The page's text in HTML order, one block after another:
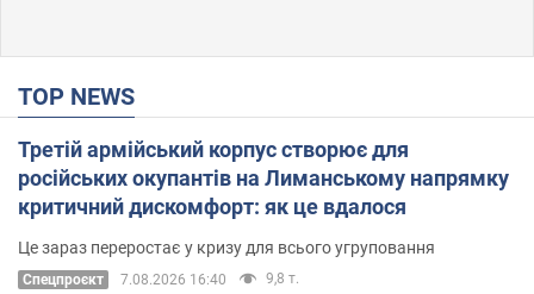
TOP NEWS
Третій армійський корпус створює для
російських окупантів на Лиманському напрямку
критичний дискомфорт: як це вдалося
Це зараз переростає у кризу для всього угруповання
Cпецпроєкт 7.08.2026 16:40 9,8 т.